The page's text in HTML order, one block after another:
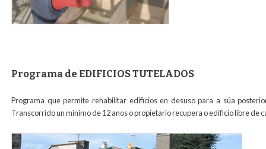
Programa de EDIFICIOS TUTELADOS
Programa que permite rehabilitar edificios en desuso para a súa
Transcorrido un mínimo de 12 anos o propietario recupera o edificio libre de
foto_rehab_vivienda.jpg